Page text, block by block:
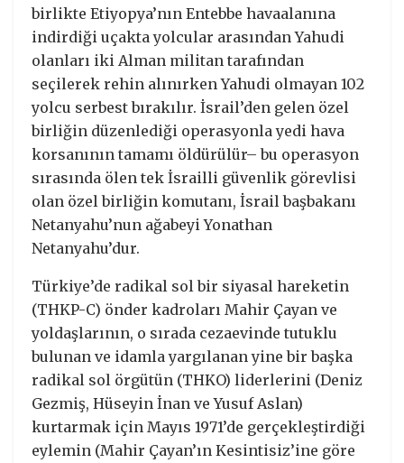
birlikte Etiyopya’nın Entebbe havaalanına
indirdiği uçakta yolcular arasından Yahudi
olanları iki Alman militan tarafından
seçilerek rehin alınırken Yahudi olmayan 102
yolcu serbest bırakılır. İsrail’den gelen özel
birliğin düzenlediği operasyonla yedi hava
korsanının tamamı öldürülür– bu operasyon
sırasında ölen tek İsrailli güvenlik görevlisi
olan özel birliğin komutanı, İsrail başbakanı
Netanyahu’nun ağabeyi Yonathan
Netanyahu’dur.
Türkiye’de radikal sol bir siyasal hareketin
(THKP-C) önder kadroları Mahir Çayan ve
yoldaşlarının, o sırada cezaevinde tutuklu
bulunan ve idamla yargılanan yine bir başka
radikal sol örgütün (THKO) liderlerini (Deniz
Gezmiş, Hüseyin İnan ve Yusuf Aslan)
kurtarmak için Mayıs 1971’de gerçekleştirdiği
eylemin (Mahir Çayan’ın Kesintisiz’ine göre